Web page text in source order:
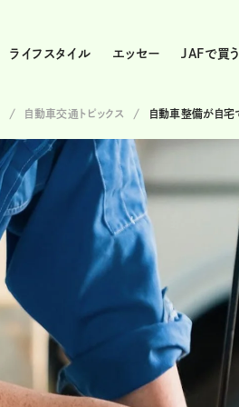
ライフスタイル エッセー JAFで買う
自動車交通トピックス